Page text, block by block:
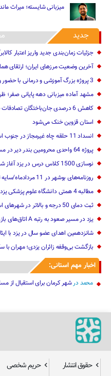
میزبانی شایسته؛ میراث
جدید
جزئیات زمان‌بندی جدید واریز اعتبار
آخرین وضعیت مرزهای ایران؛ ارتقای
3 پروژه بزرگ آموزشی و درمانی با حضور وزیر بهداشت در فارس افتتاح شد
مشهد آماده میزبانی دهه پایانی صفر؛ ظرفیت
کاهش 6 درصدی جان‌باختگان تصادفات برون شهری خراسان شمالی
استان قزوین خنک‌ می‌شود
انسداد 11 حلقه چاه غیرمجاز در جنوب استان بوشهر
پروژه 64 واحدی محرومین بندر دیر در مسیر تکمیل قرار گرفت
نوسازی 1500 کلاس درس در یزد آغاز شد
روزنامه‌های بوشهر در 11 مردادماه/سایه تهدیدسازمان‌یافته برسرمایه‌گذاری
مطالبه 4 همتی دانشگاه علوم پزشکی یزد از بیمه‌ها
ثبت دمای 50 درجه و بالاتر در شهرهای استان بوشهر
یزد در مسیر صعود به رتبه A اتاق‌های بازرگانی کشور قرار دارد
شانزدهمین اهدای عضو سال در یزد با ایثار نوجوان 13
بازگشت بی‌وقفه زائران یزدی؛ مهران
اخبار مهم استانی:
محمد درشهر کرمان برای استقبال از
حقوق انتشار
حریم شخصی